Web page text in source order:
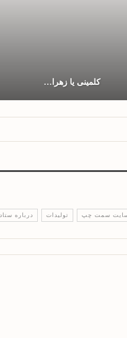
کلمینی یا زهرا…
سایت سمت چپ تولیدات درباره ستاد